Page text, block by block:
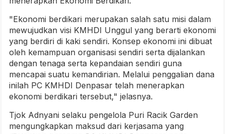
"Ekonomi berdikari merupakan salah satu misi dalam
mewujudkan visi KMHDI Unggul yang berarti ekonomi
yang berdiri di kaki sendiri. Konsep ekonomi ini dibuat
oleh kemampuan organisasi sendiri serta dijalankan
dengan tenaga serta kepandaian sendiri guna
mencapai suatu kemandirian. Melalui penggalian dana
inilah PC KMHDI Denpasar telah menerapkan
ekonomi berdikari tersebut," jelasnya.
Tjok Adnyani selaku pengelola Puri Racik Garden
mengungkapkan maksud dari kerjasama yang